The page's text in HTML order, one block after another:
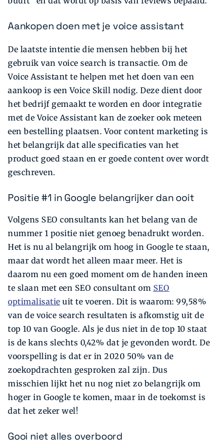
Aankopen doen met je voice assistant
De laatste intentie die mensen hebben bij het
gebruik van voice search is transactie. Om de
Voice Assistant te helpen met het doen van een
aankoop is een Voice Skill nodig. Deze dient door
het bedrijf gemaakt te worden en door integratie
met de Voice Assistant kan de zoeker ook meteen
een bestelling plaatsen. Voor content marketing is
het belangrijk dat alle specificaties van het
product goed staan en er goede content over wordt
geschreven.
Positie #1 in Google belangrijker dan ooit
Volgens SEO consultants kan het belang van de
nummer 1 positie niet genoeg benadrukt worden.
Het is nu al belangrijk om hoog in Google te staan,
maar dat wordt het alleen maar meer. Het is
daarom nu een goed moment om de handen ineen
te slaan met een SEO consultant om SEO
optimalisatie uit te voeren. Dit is waarom: 99,58%
van de voice search resultaten is afkomstig uit de
top 10 van Google. Als je dus niet in de top 10 staat
is de kans slechts 0,42% dat je gevonden wordt. De
voorspelling is dat er in 2020 50% van de
zoekopdrachten gesproken zal zijn. Dus
misschien lijkt het nu nog niet zo belangrijk om
hoger in Google te komen, maar in de toekomst is
dat het zeker wel!
Gooi niet alles overboord